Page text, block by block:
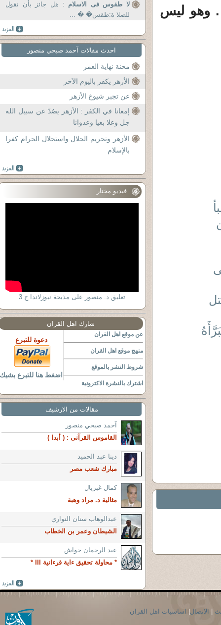
. وهو ليس
لا طقوس فى الاسلام : هل جائز بأن نقول
للصلا ة:طقس� � ...
احدث مقالات آحمد صبحي منصور
محنة نهاية العمر
الأزهر يكفر باليوم الآخر
عن تجبر شيوخ الأزهر
إمعانا في الكفر : الأزهر يصُدّ عن سبيل الله
جل وعلا بغيا وعدوانا
الأزهر وتحريم الحلال واستحلال الحرام كفرا
بالإسلام
فيديو مختار
تعليق د. منصور على مذبحة نيوزلاندا ج 3
شارك اهل القران
عن موقع اهل القران
منهج موقع اهل القران
شروط النشر بالموقع
اشترك بالنشرة الاكترونية
دعوة للتبرع
اضغط هنا للتبرع بشيك
مقالات من الارشيف
آحمد صبحي منصور
القاموس القرآنى : ( أبدا )
دينا عبد الحميد
مبارك شعب مصر
كمال غبريال
مثالية د. مراد وهبة
عبدالوهاب سنان النواري
الشيطان وعمر بن الخطاب
عبد الرحمان حواش
* محاولة تحقيق ءاية قرءانية III *
الاتصال اساسيات اهل القران